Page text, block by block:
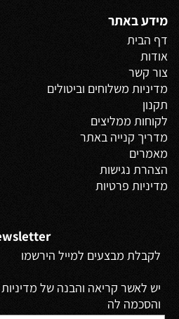
מידע באתר
דף הבית
אודות
צור קשר
מדיניות משלוחים וביטולים
תקנון
לקוחות ממליצים
מדריך קנייה באתר
מאמרים
הצהרת נגישות
מדיניות פרטיות
לקבלת מבצעים למייל הירשמו
יש לאשר קריאה והבנה של
והסכמה לה